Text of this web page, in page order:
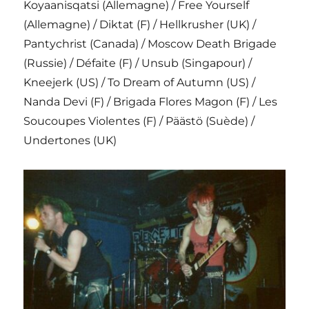
Koyaanisqatsi (Allemagne) / Free Yourself
(Allemagne) / Diktat (F) / Hellkrusher (UK) /
Pantychrist (Canada) / Moscow Death Brigade
(Russie) / Défaite (F) / Unsub (Singapour) /
Kneejerk (US) / To Dream of Autumn (US) /
Nanda Devi (F) / Brigada Flores Magon (F) / Les
Soucoupes Violentes (F) / Päästö (Suède) /
Undertones (UK)